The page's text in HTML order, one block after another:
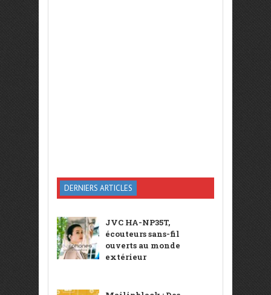
DERNIERS ARTICLES
JVC HA-NP35T,
écouteurs sans-fil
ouverts au monde
extérieur